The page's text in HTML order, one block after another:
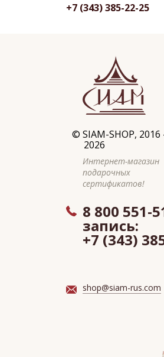
+7 (343) 385-22-25
© SIAM-SHOP, 2016
2026
Интернет-магазин
подарочных
сертификатов!
8 800 551-
запись:
+7 (343)
shop@siam-rus.com